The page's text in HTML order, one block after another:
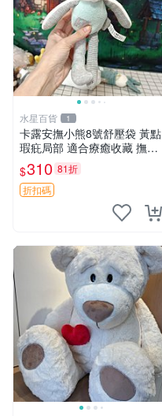
水星百貨 1
卡露安撫小熊8號舒壓袋 黃點
瑕疪局部 適合療癒收藏 撫慰
身心 美肌養護 放鬆好物
$310 81折
折扣碼